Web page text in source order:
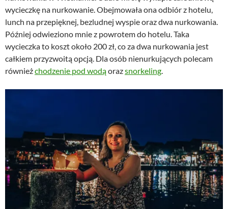
wycieczkę na nurkowanie. Obejmowała ona odbiór z hotelu,
lunch na przepięknej, bezludnej wyspie oraz dwa nurkowania.
Później odwieziono mnie z powrotem do hotelu. Taka
wycieczka to koszt około 200 zł, co za dwa nurkowania jest
całkiem przyzwoitą opcją. Dla osób nienurkujących polecam
równieżchodzenie pod wodąorazsnorkeling.